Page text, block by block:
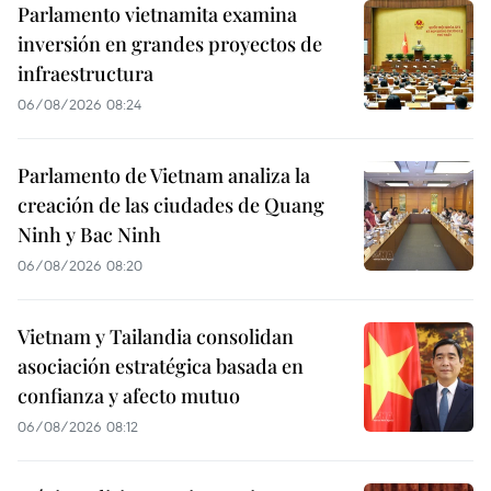
Parlamento vietnamita examina
inversión en grandes proyectos de
infraestructura
06/08/2026 08:24
Parlamento de Vietnam analiza la
creación de las ciudades de Quang
Ninh y Bac Ninh
06/08/2026 08:20
Vietnam y Tailandia consolidan
asociación estratégica basada en
confianza y afecto mutuo
06/08/2026 08:12